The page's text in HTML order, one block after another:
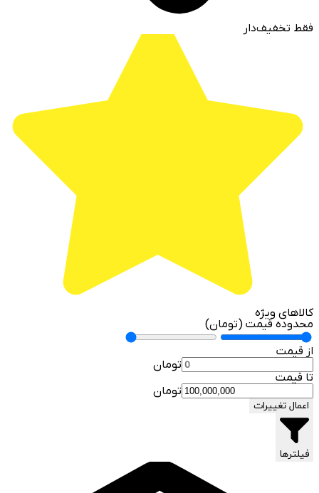
فقط تخفیف‌دار
کالاهای ویژه
محدوده قیمت (تومان)
از قیمت
تومان
تا قیمت
تومان
اعمال تغییرات
فیلترها